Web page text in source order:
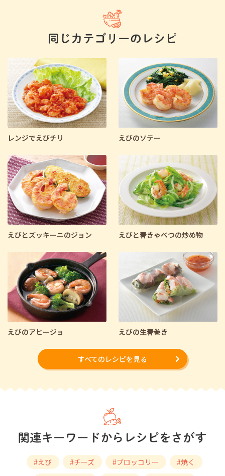
レンジでえびチリ えびのソテー
えびとズッキーニのジョン えびと春きゃべつの炒め物
えびのアヒージョ えびの生春巻き
すべてのレシピを見る
#えび #チーズ #ブロッコリー
#焼く